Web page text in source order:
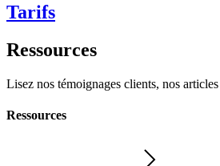
Tarifs
Ressources
Lisez nos témoignages clients, nos
Ressources